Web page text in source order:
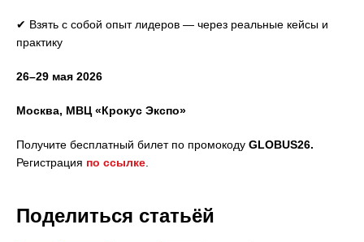
✔ Взять с собой опыт лидеров — через реальные кейсы и
практику
26–29 мая 2026
Москва, МВЦ «Крокус Экспо»
Получите бесплатный билет по промокоду GLOBUS26.
Регистрация по ссылке
Поделиться статьёй